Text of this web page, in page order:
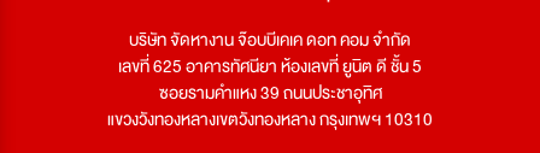
บริษัท จัดหางาน จ๊อบบีเคเค ดอท คอม จำกัด
เลขที่ 625 อาคารทัศนียา ห้องเลขที่ ยูนิต ดี ชั้น 5
ซอยรามคำแหง 39 ถนนประชาอุทิศ
แขวงวังทองหลางเขตวังทองหลาง กรุงเทพฯ 10310